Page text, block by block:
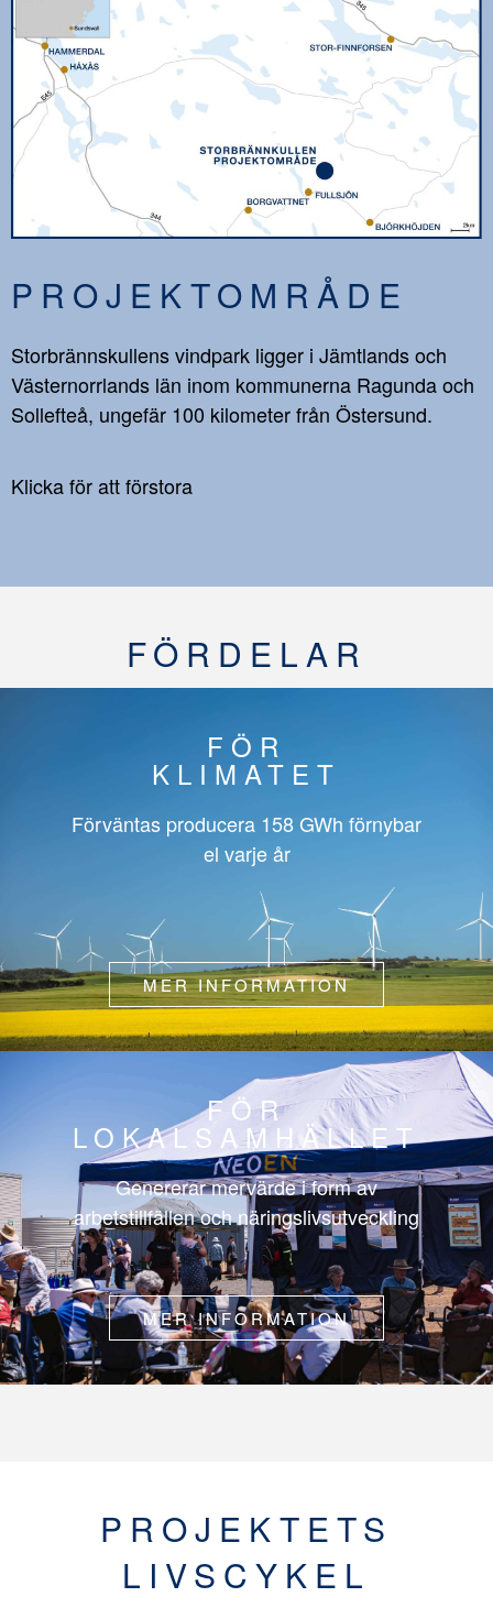
PROJEKTOMRÅDE
Storbrännskullens vindpark ligger i Jämtlands och
Västernorrlands län inom kommunerna Ragunda och
Sollefteå, ungefär 100 kilometer från Östersund.
Klicka för att förstora
FÖRDELAR
FÖR
KLIMATET
Förväntas producera 158 GWh förnybar
el varje år
MER INFORMATION
FÖR
LOKALSAMHÄLLET
Genererar mervärde i form av
arbetstillfällen och näringslivsutveckling
MER INFORMATION
PROJEKTETS
LIVSCYKEL